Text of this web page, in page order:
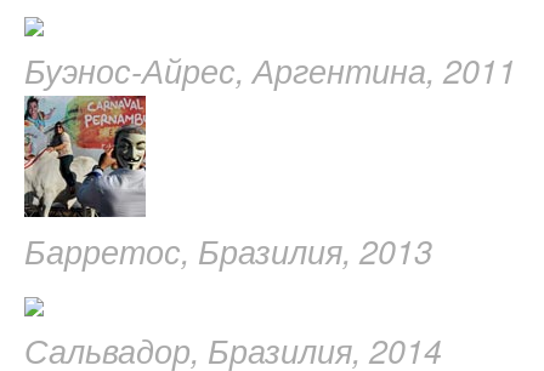
Буэнос-Айрес, Аргентина, 2011
Барретос, Бразилия, 2013
Сальвадор, Бразилия, 2014